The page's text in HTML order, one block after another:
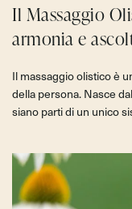
Il Massaggio
armonia e
Il massaggio olistico è
della persona. Nasce
siano parti di un unico